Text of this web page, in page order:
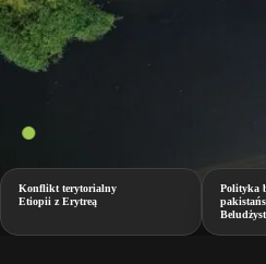
Konflikt terytorialny
Etiopii z Erytreą
Polityka